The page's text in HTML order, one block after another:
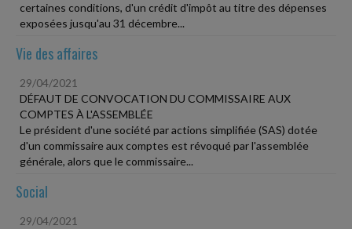
certaines conditions, d'un crédit d'impôt au titre des dépenses
exposées jusqu'au 31 décembre...
Vie des affaires
29/04/2021
DÉFAUT DE CONVOCATION DU COMMISSAIRE AUX
COMPTES À L'ASSEMBLÉE
Le président d'une société par actions simplifiée (SAS) dotée
d'un commissaire aux comptes est révoqué par l'assemblée
générale, alors que le commissaire...
Social
29/04/2021